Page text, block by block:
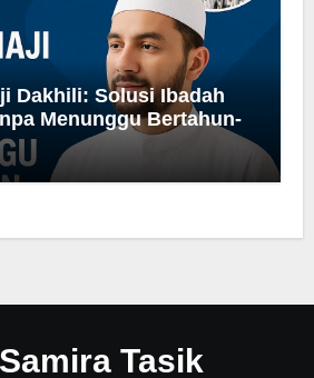
Dakhili: Solusi Ibadah
Menunggu Bertahun-
Tasik